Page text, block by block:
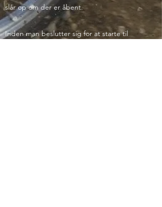
slår op om der er åbent.
Inden man beslutter sig for at starte til